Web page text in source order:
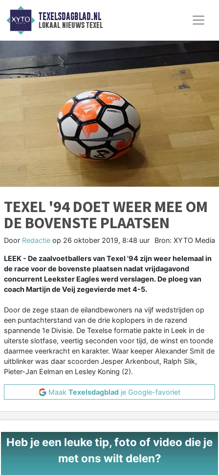
TEXELSDAGBLAD.NL
lokaal nieuws texel
TEXEL '94 DOET WEER MEE OM
DE BOVENSTE PLAATSEN
Door Redactie op 26 oktober 2019, 8:48 uur Bron: XYTO Media
LEEK - De zaalvoetballers van Texel '94 zijn weer helemaal in
de race voor de bovenste plaatsen nadat vrijdagavond
concurrent Leekster Eagles werd verslagen. De ploeg van
coach Martijn de Veij zegevierde met 4-5.
Door de zege staan de eilandbewoners na vijf wedstrijden op
een puntachterstand van de drie koplopers in de razend
spannende 1e Divisie. De Texelse formatie pakte in Leek in de
uiterste slotfase, veertig seconden voor tijd, de winst en toonde
daarmee veerkracht en karakter. Waar keeper Alexander Smit de
uitblinker was daar scoorden Jesper Arkenbout, Ralph Slik,
Pieter-Jan Eelman en Lesley Koning (2).
Maak Texelsdagblad je Google-favoriet
Heb je een leuke tip, foto of video die je
met ons wilt delen?